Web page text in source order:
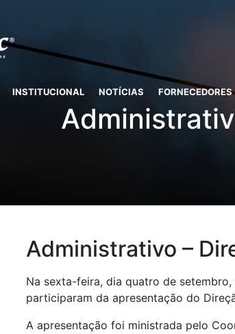
INSTITUCIONAL NOTÍCIAS FORNECEDORES
Administrativo –
Na sexta-feira, dia quatro de
participaram da apresentação do
A apresentação foi ministrada pelo